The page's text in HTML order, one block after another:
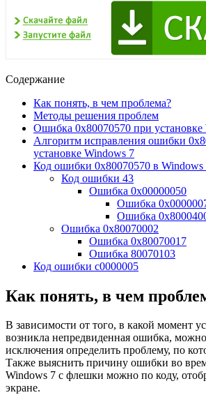
Содержание
Как понять, в чем проблема?
Методы решения проблем
Ошибка 0x80070570 при установке
Алгоритм исправления ошибки
установке Windows 7
Код ошибки 0x80070570 в Windows
Код ошибки 43
Ошибка 0x00000050
Ошибка
Ошибка
Ошибка 0x80070002
Ошибка 0x80070017
Ошибка 80070103
Код ошибки c0000005
Как понять, в чем
В зависимости от того, в какой момент
возникла непредвиденная ошибка,
исключения определить проблему, по
Также выяснить причину ошибки во
Windows 7 с флешки можно по коду,
экране.